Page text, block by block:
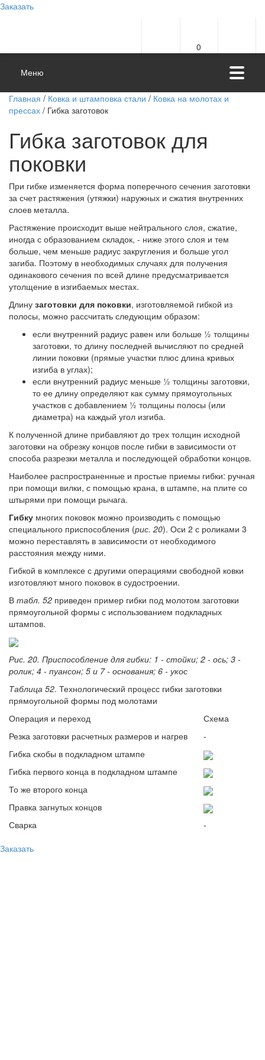
Заказать
0
Меню
Главная / Ковка и штамповка стали / Ковка на молотах и
прессах / Гибка заготовок
Гибка заготовок для
поковки
При гибке изменяется форма поперечного сечения заготовки
за счет растяжения (утяжки) наружных и сжатия внутренних
слоев металла.
Растяжение происходит выше нейтрального слоя, сжатие,
иногда с образованием складок, - ниже этого слоя и тем
больше, чем меньше радиус закругления и больше угол
загиба. Поэтому в необходимых случаях для получения
одинакового сечения по всей длине предусматривается
утолщение в изгибаемых местах.
Длину заготовки для поковки, изготовляемой гибкой из
полосы, можно рассчитать следующим образом:
если внутренний радиус равен или больше ½ толщины
заготовки, то длину последней вычисляют по средней
линии поковки (прямые участки плюс длина кривых
изгиба в углах);
если внутренний радиус меньше ½ толщины заготовки,
то ее длину определяют как сумму прямоугольных
участков с добавлением ½ толщины полосы (или
диаметра) на каждый угол изгиба.
К полученной длине прибавляют до трех толщин исходной
заготовки на обрезку концов после гибки в зависимости от
способа разрезки металла и последующей обработки концов.
Наиболее распространенные и простые приемы гибки: ручная
при помощи вилки, с помощью крана, в штампе, на плите со
штырями при помощи рычага.
Гибку многих поковок можно производить с помощью
специального приспособления (рис. 20). Оси 2 с роликами 3
можно переставлять в зависимости от необходимого
расстояния между ними.
Гибкой в комплексе с другими операциями свободной ковки
изготовляют много поковок в судостроении.
В табл. 52 приведен пример гибки под молотом заготовки
прямоугольной формы с использованием подкладных
штампов.
Рис. 20. Приспособление для гибки: 1 - стойки; 2 - ось; 3 -
ролик; 4 - пуансон; 5 и 7 - основания; 6 - укос
Таблица 52. Технологический процесс гибки заготовки
прямоугольной формы под молотами
Операция и переход
Схема
Резка заготовки расчетных размеров и нагрев
-
Гибка скобы в подкладном штампе
Гибка первого конца в подкладном штампе
То же второго конца
Правка загнутых концов
Сварка
-
Заказать